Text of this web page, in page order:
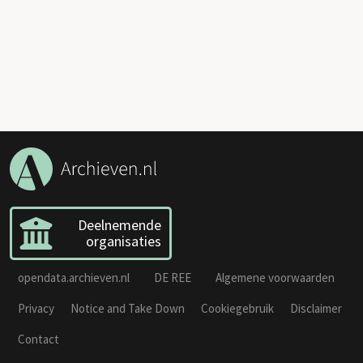
Deelnemende
organisaties
opendata.archieven.nl DE REE
Algemene voorwaarden
Privacy
Notice and Take Down Cookiegebruik
Disclaimer
Contact